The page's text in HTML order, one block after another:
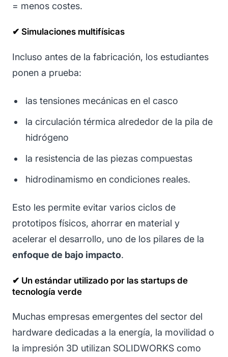
= menos costes.
✔ Simulaciones multifísicas
Incluso antes de la fabricación, los estudiantes
ponen a prueba:
las tensiones mecánicas en el casco
la circulación térmica alrededor de la pila de
hidrógeno
la resistencia de las piezas compuestas
hidrodinamismo en condiciones reales.
Esto les permite evitar varios ciclos de
prototipos físicos, ahorrar en material y
acelerar el desarrollo, uno de los pilares de la
enfoque de bajo impacto.
✔ Un estándar utilizado por las startups de
tecnología verde
Muchas empresas emergentes del sector del
hardware dedicadas a la energía, la movilidad o
la impresión 3D utilizan SOLIDWORKS como